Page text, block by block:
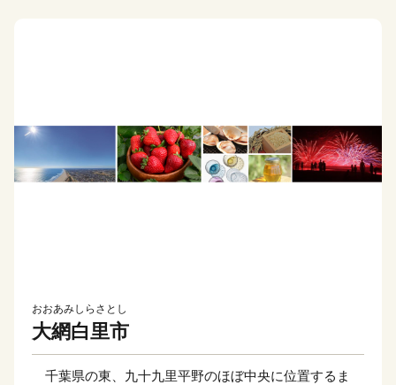
おおあみしらさとし
大網白里市
千葉県の東、九十九里平野のほぼ中央に位置するま